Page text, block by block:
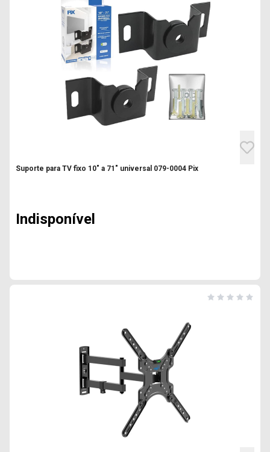
Suporte para TV fixo 10" a 71" universal 079-0004 Pix
Indisponível